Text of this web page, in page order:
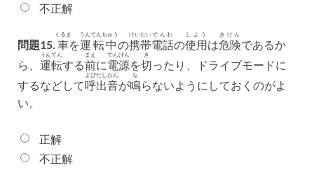
不正解
問題15. 車
くるま
を運転中
うんてんちゅう
の携帯
けいたい
電話
でんわ
の使用
しよう
は危険
きけん
であるか
ら、 運転
うんてん
する前
まえ
に電源
でんげん
を切
き
ったり、ドライブモードに
するなどして呼出
よびだし
音
おん
が鳴
な
らないようにしておくのがよ
い。
正解
不正解